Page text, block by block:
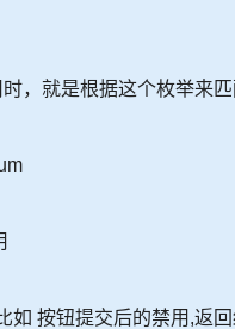
，就是根据这个枚举来
如 按钮提交后的禁用,返